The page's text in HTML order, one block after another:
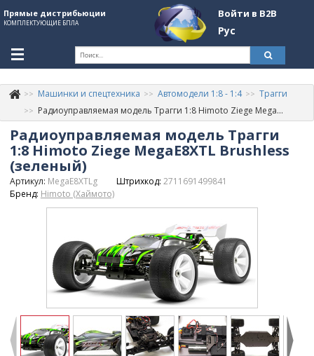
Прямые дистрибьюции
КОМПЛЕКТУЮЩИЕ БПЛА
Войти в B2B
Рус
+380507774092
Информация о компании
About Company
Обзоры
Войти в B2B
Стать партнером
Машинки и спецтехника Автомодели 1:8 - 1:4
Трагги
Радиоуправляемая модель Трагги 1:8 Himoto Ziege MegaE8XTL Brushless (зеленый)
Радиоуправляемая модель Трагги
1:8 Himoto Ziege MegaE8XTL Brushless
(зеленый)
Артикул: MegaE8XTLg Штрихкод: 2711691499841
Бренд: Himoto (Хаймото)